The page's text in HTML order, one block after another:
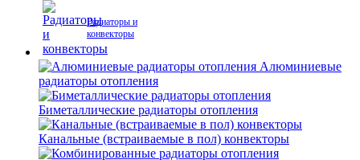
Радиаторы и
конвекторы
Алюминиевые
радиаторы отопления
Биметаллические радиаторы отопления
Канальные (встраиваемые в пол) конвекторы